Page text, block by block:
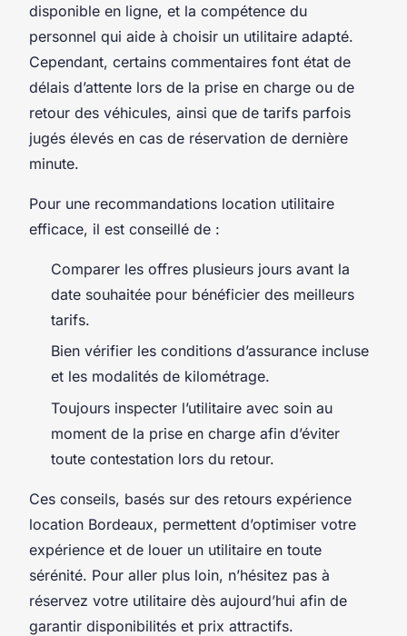
disponible en ligne, et la compétence du
personnel qui aide à choisir un utilitaire adapté.
Cependant, certains commentaires font état de
délais d’attente lors de la prise en charge ou de
retour des véhicules, ainsi que de tarifs parfois
jugés élevés en cas de réservation de dernière
minute.
Pour une recommandations location utilitaire
efficace, il est conseillé de :
Comparer les offres plusieurs jours avant la
date souhaitée pour bénéficier des meilleurs
tarifs.
Bien vérifier les conditions d’assurance incluse
et les modalités de kilométrage.
Toujours inspecter l’utilitaire avec soin au
moment de la prise en charge afin d’éviter
toute contestation lors du retour.
Ces conseils, basés sur des retours expérience
location Bordeaux, permettent d’optimiser votre
expérience et de louer un utilitaire en toute
sérénité. Pour aller plus loin, n’hésitez pas à
réservez votre utilitaire dès aujourd’hui afin de
garantir disponibilités et prix attractifs.